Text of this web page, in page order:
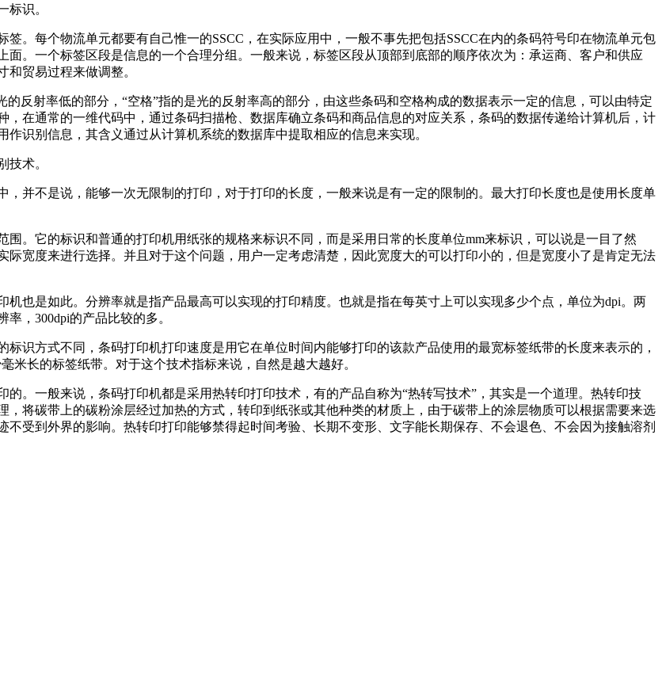
标识。
。每个物流单元都要有自己惟一的SSCC，在实际应用中，一般不事先把包括SSCC在内的条码符号印在物流单元包
。一个标签区段是信息的一个合理分组。一般来说，标签区段从顶部到底部的顺序依次为：承运商、客户和供应
贸易过程来做调整。
反射率低的部分，“空格”指的是光的反射率高的部分，由这些条码和空格构成的数据表示一定的信息，可以由特定
在通常的一维代码中，通过条码扫描枪、数据库确立条码和商品信息的对应关系，条码的数据传递给计算机后，计
识别信息，其含义通过从计算机系统的数据库中提取相应的信息来实现。
技术。
并不是说，能够一次无限制的打印，对于打印的长度，一般来说是有一定的限制的。最大打印长度也是使用长度单
。它的标识和普通的打印机用纸张的规格来标识不同，而是采用日常的长度单位mm来标识，可以说是一目了然
宽度来进行选择。并且对于这个问题，用户一定考虑清楚，因此宽度大的可以打印小的，但是宽度小了是肯定无法
也是如此。分辨率就是指产品最高可以实现的打印精度。也就是指在每英寸上可以实现多少个点，单位为dpi。两
，300dpi的产品比较的多。
识方式不同，条码打印机打印速度是用它在单位时间内能够打印的该款产品使用的最宽标签纸带的长度来表示的，
米长的标签纸带。对于这个技术指标来说，自然是越大越好。
。一般来说，条码打印机都是采用热转印打印技术，有的产品自称为“热转写技术”，其实是一个道理。热转印技
将碳带上的碳粉涂层经过加热的方式，转印到纸张或其他种类的材质上，由于碳带上的涂层物质可以根据需要来选
受到外界的影响。热转印打印能够禁得起时间考验、长期不变形、文字能长期保存、不会退色、不会因为接触溶剂